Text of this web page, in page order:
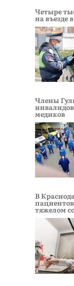
Четыре
на въезде
Члены
медиков
В
тяжелом